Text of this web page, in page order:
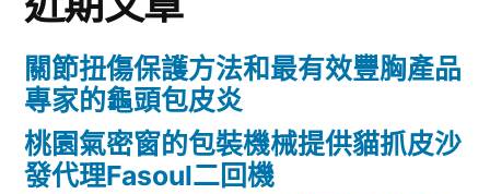
關節扭傷保護方法和最有效豐胸產品
專家的龜頭包皮炎
桃園氣密窗的包裝機械提供貓抓皮沙
發代理Fasoul二回機